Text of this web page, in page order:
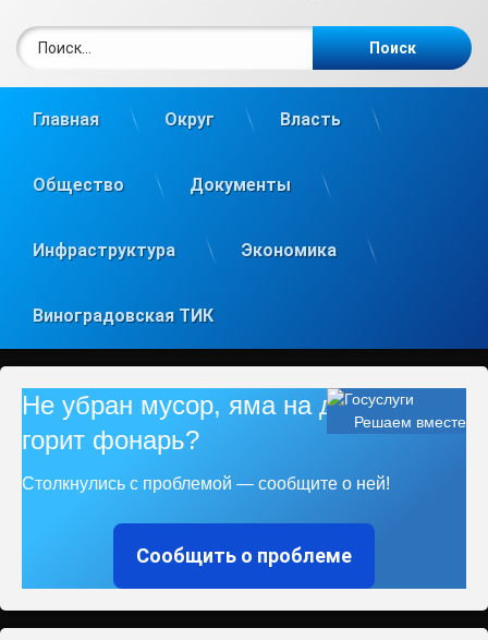
Главная Округ Власть
Общество Документы
Инфраструктура Экономика
Виноградовская ТИК
Решаем вместе
Не убран мусор, яма на дороге, не
горит фонарь?
Столкнулись с проблемой — сообщите о ней!
Сообщить о проблеме